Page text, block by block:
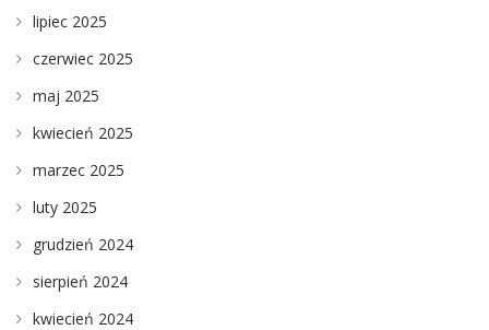
lipiec 2025
czerwiec 2025
maj 2025
kwiecień 2025
marzec 2025
luty 2025
grudzień 2024
sierpień 2024
kwiecień 2024